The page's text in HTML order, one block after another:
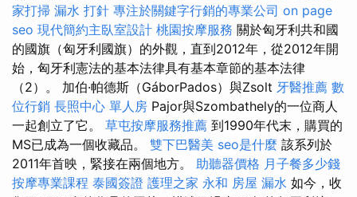
家打掃 漏水 打針 專注於關鍵字行銷的專業公司 on page
seo 現代簡約主臥室設計 桃園按摩服務 關於匈牙利共和國
的國旗（匈牙利國旗）的外觀，直到2012年，從2012年開
始，匈牙利憲法的基本法律具有基本章節的基本法律
（2）。 加伯·帕德斯（GáborPados）與Zsolt 牙醫推薦 數
位行銷 長照中心 單人房 Pajor與Szombathely的一位商人
一起創立了它。 草屯按摩服務推薦 到1990年代末，購買的
MS已成為一個收藏品。 雙下巴醫美 seo是什麼 該系列於
2011年首映，緊接在兩個地方。 助聽器價格 月子餐多少錢
按摩專業課程 泰國簽證 護理之家 永和 房屋 漏水 如今，收